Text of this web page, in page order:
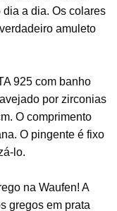
a dia. Os colares
amuleto
925 com banho
por zirconias
O comprimento
O pingente é fixo
lo.
na Waufen! A
gregos em prata